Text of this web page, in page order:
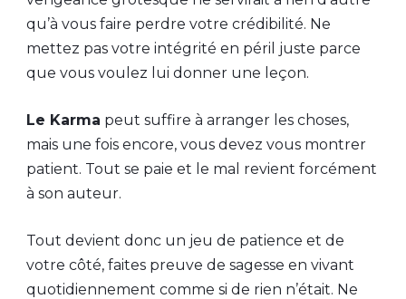
qu’à vous faire perdre votre crédibilité. Ne
mettez pas votre intégrité en péril juste parce
que vous voulez lui donner une leçon.
Le Karma peut suffire à arranger les choses,
mais une fois encore, vous devez vous montrer
patient. Tout se paie et le mal revient forcément
à son auteur.
Tout devient donc un jeu de patience et de
votre côté, faites preuve de sagesse en vivant
quotidiennement comme si de rien n’était. Ne